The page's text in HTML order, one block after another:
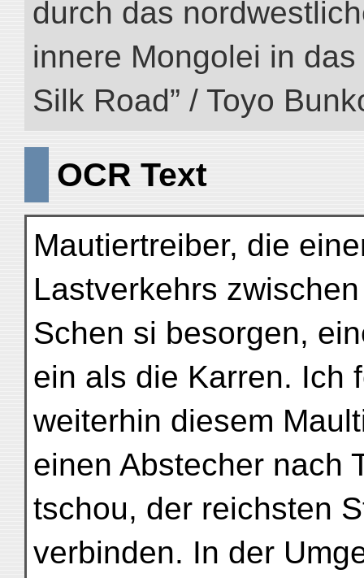
durch das
innere Mongolei in das
Silk Road” / Toyo
OCR Text
Mautiertreiber, die
Lastverkehrs
Schen si besorgen,
ein als die Karren. Ich
weiterhin diesem
einen Abstecher nach
tschou, der reichsten
verbinden. In der